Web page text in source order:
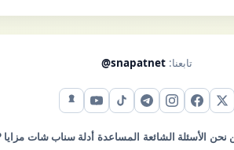
تابعنا: @snapatnet
X (تويتر) فيس بوكإنستقرامتيليجرامتيك توكيوتيوبسناب شات
نحن الأسئلة الشائعة المساعدة أدلة سناب شات مزايا VIP